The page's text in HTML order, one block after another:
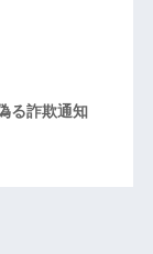
る詐欺通知